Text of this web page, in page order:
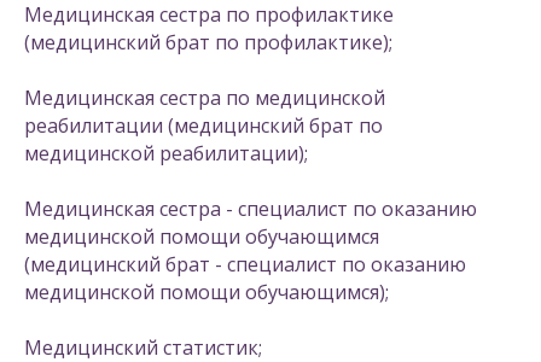
Медицинская сестра по профилактике
(медицинский брат по профилактике);
Медицинская сестра по медицинской
реабилитации (медицинский брат по
медицинской реабилитации);
Медицинская сестра - специалист по оказанию
медицинской помощи обучающимся
(медицинский брат - специалист по оказанию
медицинской помощи обучающимся);
Медицинский статистик;